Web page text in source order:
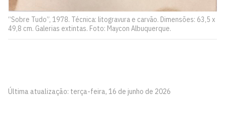
“Sobre Tudo”, 1978. Técnica: litogravura e carvão. Dimensões: 63,5 x
49,8 cm. Galerias extintas. Foto: Maycon Albuquerque.
Última atualização: terça-feira, 16 de junho de 2026